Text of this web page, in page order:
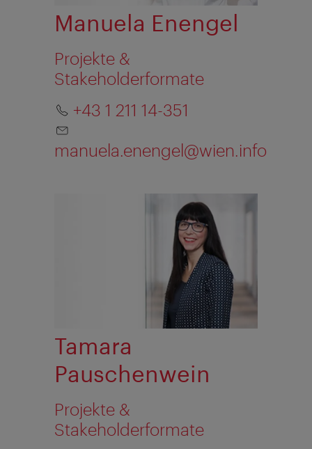
Manuela Enengel
Projekte &
Stakeholderformate
+43 1 211 14-351
manuela.enengel@wien.info
Tamara
Pauschenwein
Projekte &
Stakeholderformate